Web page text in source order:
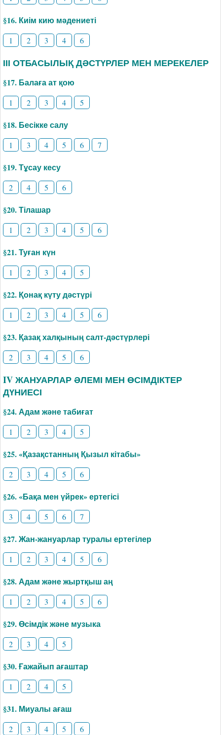
§16. Киім кию мәдениеті
1 2 3 4 6
ІІІ ОТБАСЫЛЫҚ ДӘСТҮРЛЕР МЕН МЕРЕКЕЛЕР
§17. Балаға ат қою
1 2 3 4 5
§18. Бесікке салу
1 3 4 5 6 7
§19. Тұсау кесу
2 4 5 6
§20. Тілашар
1 2 3 4 5 6
§21. Туған күн
1 2 3 4 5
§22. Қонақ күту дәстүрі
1 2 3 4 5 6
§23. Қазақ халқының салт-дәстүрлері
2 3 4 5 6
IV ЖАНУАРЛАР ӘЛЕМІ МЕН ӨСІМДІКТЕР
ДҮНИЕСІ
§24. Адам және табиғат
1 2 3 4 5
§25. «Қазақстанның Қызыл кітабы»
2 3 4 5 6
§26. «Бақа мен үйрек» ертегісі
3 4 5 6 7
§27. Жан-жануарлар туралы ертегілер
1 2 3 4 5 6
§28. Адам және жыртқыш аң
1 2 3 4 5 6
§29. Өсімдік және музыка
2 3 4 5
§30. Ғажайып ағаштар
1 2 4 5
§31. Миуалы ағаш
2 3 4 5 6